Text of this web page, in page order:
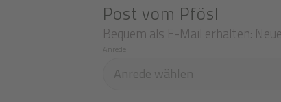
Post vom Pfösl
Bequem als E-Mail erhalten:
Anrede